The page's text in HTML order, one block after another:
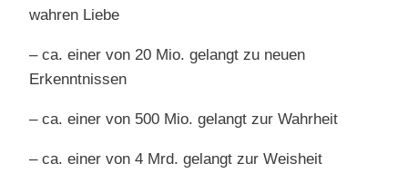
wahren Liebe
– ca. einer von 20 Mio. gelangt zu neuen
Erkenntnissen
– ca. einer von 500 Mio. gelangt zur Wahrheit
– ca. einer von 4 Mrd. gelangt zur Weisheit